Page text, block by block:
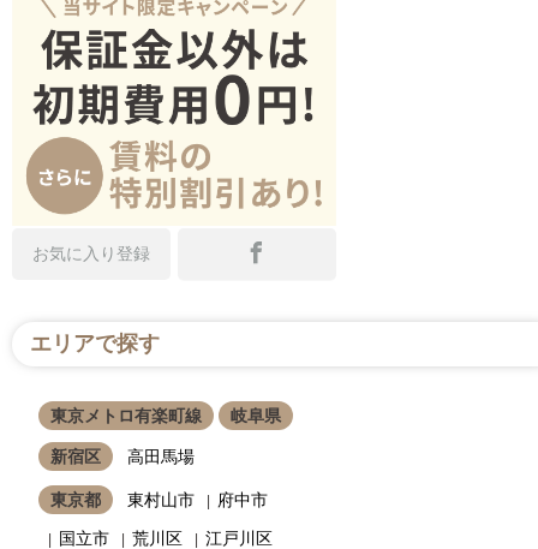
お気に入り登録
エリアで探す
東京メトロ有楽町線 岐阜県
新宿区 高田馬場
東京都 東村山市
府中市
国立市
荒川区
江戸川区